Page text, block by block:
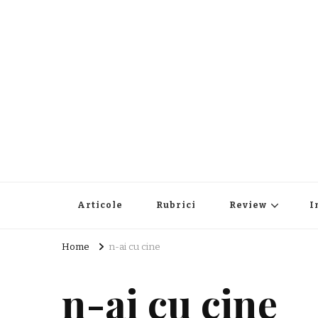
Articole Rubrici Review
Home n-ai cu cine
n-ai cu cine